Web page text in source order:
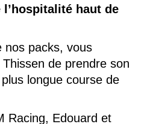
l’hospitalité haut de
nos packs, vous
de prendre son
longue course de
Racing, Edouard et